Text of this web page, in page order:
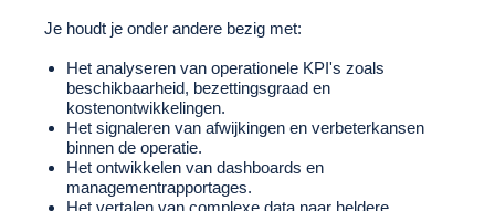
Je houdt je onder andere bezig met:
Het analyseren van operationele KPI's zoals
beschikbaarheid, bezettingsgraad en
kostenontwikkelingen.
Het signaleren van afwijkingen en verbeterkansen
binnen de operatie.
Het ontwikkelen van dashboards en
managementrapportages.